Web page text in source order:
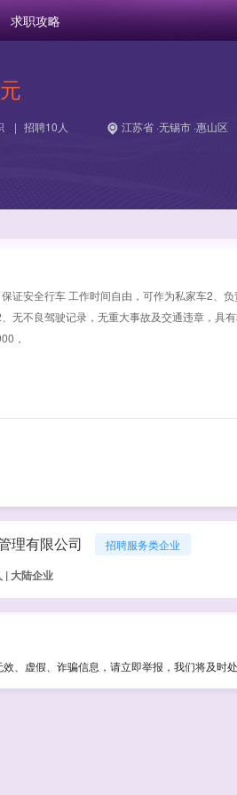
求职攻略
| 招聘10人 江苏省 ·无锡市 ·惠山区
证安全行车 工作时间自由，可作为私家车2、
无不良驾驶记录，无重大事故及交通违章，
，
理有限公司 招聘服务类企业
| 大陆企业
、虚假、诈骗信息，请立即举报，我们将及时